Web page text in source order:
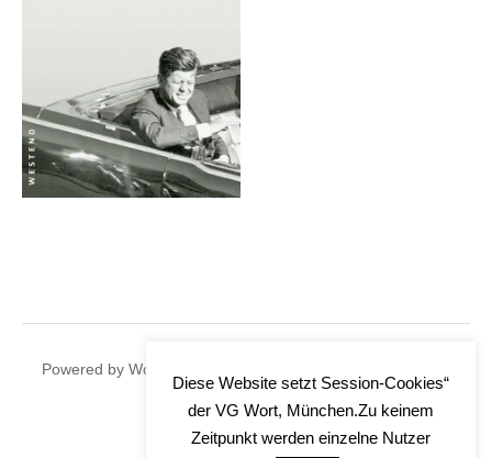
Powered by WordPress
Diese Website setzt Session-Cookies“
der VG Wort, München.Zu keinem
Zeitpunkt werden einzelne Nutzer